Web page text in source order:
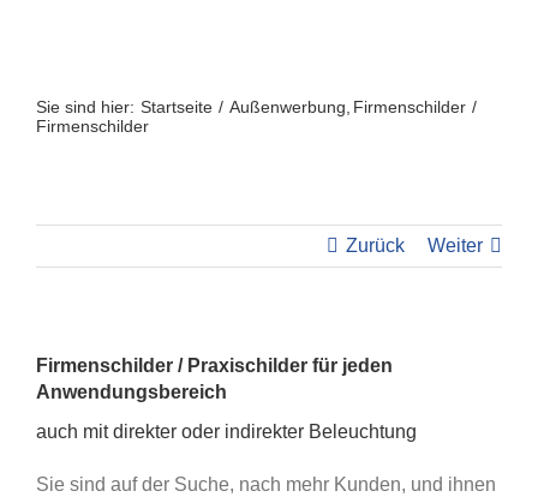
Sie sind hier: Startseite Außenwerbung Firmenschilder
Firmenschilder
Zurück Weiter
Firmenschilder / Praxischilder für jeden
Anwendungsbereich
auch mit direkter oder indirekter Beleuchtung
Sie sind auf der Suche, nach mehr Kunden, und ihnen